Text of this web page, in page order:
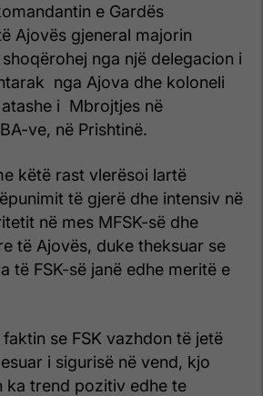
e Gardës
Ajovës gjeneral majorin
nga një delegacion i
nga Ajova dhe koloneli
i Mbrojtjes në
ve, në Prishtinë.
këtë rast vlerësoi lartë
të gjerë dhe intensiv në
në mes MFSK-së dhe
të Ajovës, duke theksuar se
të FSK-së janë edhe meritë e
se FSK vazhdon të jetë
i sigurisë në vend, kjo
ka trend pozitiv edhe te